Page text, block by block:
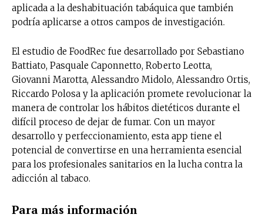
aplicada a la deshabituación tabáquica que también
podría aplicarse a otros campos de investigación.
El estudio de FoodRec fue desarrollado por Sebastiano
Battiato, Pasquale Caponnetto, Roberto Leotta,
Giovanni Marotta, Alessandro Midolo, Alessandro Ortis,
Riccardo Polosa y la aplicación promete revolucionar la
manera de controlar los hábitos dietéticos durante el
difícil proceso de dejar de fumar. Con un mayor
desarrollo y perfeccionamiento, esta app tiene el
potencial de convertirse en una herramienta esencial
para los profesionales sanitarios en la lucha contra la
adicción al tabaco.
Para más información